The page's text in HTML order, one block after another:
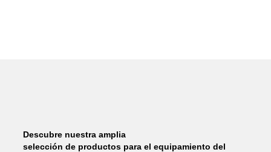
Descubre nuestra amplia
selección de productos para el equipamiento del